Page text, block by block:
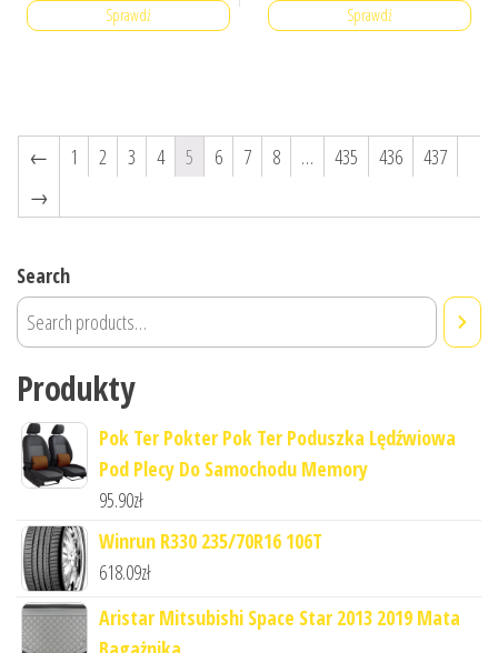
Sprawdź Sprawdź
← 1 2 3 4 5 6 7 8 … 435 436
437
→
Search
Produkty
Pok Ter Pokter Pok Ter Poduszka Lędźwiowa
Pod Plecy Do Samochodu Memory
95.90zł
Winrun R330 235/70R16 106T
618.09zł
Aristar Mitsubishi Space Star 2013 2019 Mata